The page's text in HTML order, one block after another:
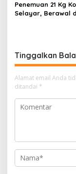
Penemuan 21 Kg
Selayar, Berawal
Tinggalkan
Alamat email Anda
ditandai *